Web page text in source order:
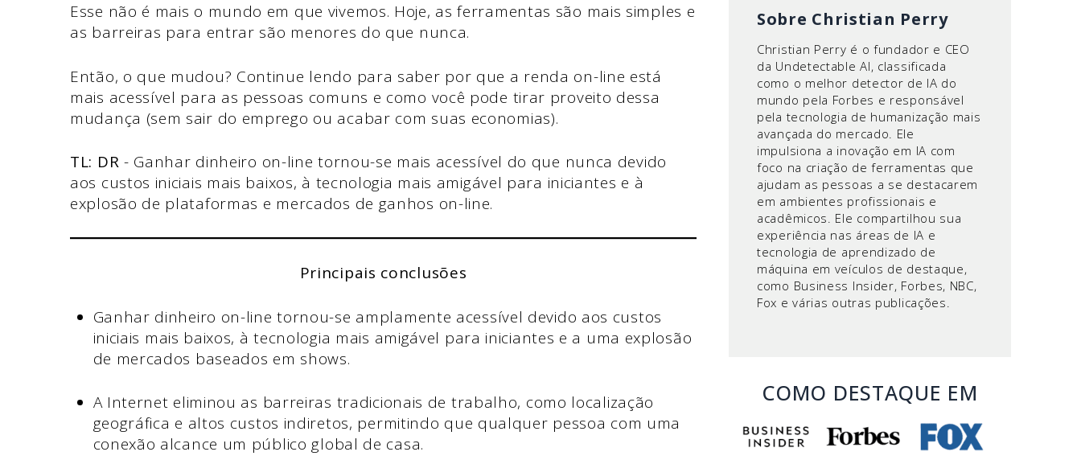
Esse não é mais o mundo em que vivemos. Hoje, as ferramentas são mais simples e
as barreiras para entrar são menores do que nunca.
Então, o que mudou? Continue lendo para saber por que a renda on-line está
mais acessível para as pessoas comuns e como você pode tirar proveito dessa
mudança (sem sair do emprego ou acabar com suas economias).
TL: DR - Ganhar dinheiro on-line tornou-se mais acessível do que nunca devido
aos custos iniciais mais baixos, à tecnologia mais amigável para iniciantes e à
explosão de plataformas e mercados de ganhos on-line.
Principais conclusões
Ganhar dinheiro on-line tornou-se amplamente acessível devido aos custos
iniciais mais baixos, à tecnologia mais amigável para iniciantes e a uma explosão
de mercados baseados em shows.
A Internet eliminou as barreiras tradicionais de trabalho, como localização
geográfica e altos custos indiretos, permitindo que qualquer pessoa com uma
conexão alcance um público global de casa.
Sobre Christian Perry
Christian Perry é o fundador e CEO
da Undetectable AI, classificada
como o melhor detector de IA do
mundo pela Forbes e responsável
pela tecnologia de humanização mais
avançada do mercado. Ele
impulsiona a inovação em IA com
foco na criação de ferramentas que
ajudam as pessoas a se destacarem
em ambientes profissionais e
acadêmicos. Ele compartilhou sua
experiência nas áreas de IA e
tecnologia de aprendizado de
máquina em veículos de destaque,
como Business Insider, Forbes, NBC,
Fox e várias outras publicações.
COMO DESTAQUE EM